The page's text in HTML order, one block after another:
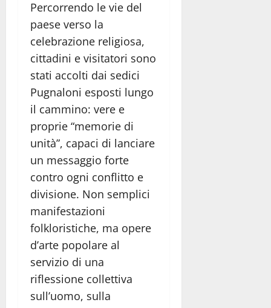
Percorrendo le vie del
paese verso la
celebrazione religiosa,
cittadini e visitatori sono
stati accolti dai sedici
Pugnaloni esposti lungo
il cammino: vere e
proprie “memorie di
unità”, capaci di lanciare
un messaggio forte
contro ogni conflitto e
divisione. Non semplici
manifestazioni
folkloristiche, ma opere
d’arte popolare al
servizio di una
riflessione collettiva
sull’uomo, sulla